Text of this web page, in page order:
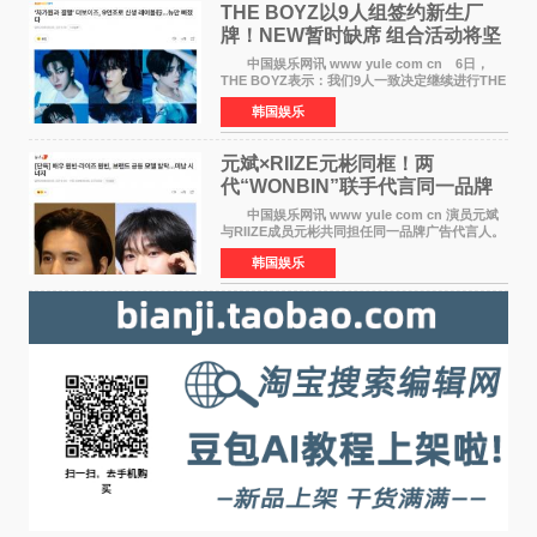
THE BOYZ以9人组签约新生厂
牌！NEW暂时缺席 组合活动将坚
定不移继续
中国娱乐网讯 www yule com cn 6日，
THE BOYZ表示：我们9人一致决定继续进行THE
BOYZ组合活动，并且已经完成了组合团体活动
签约。目前正在新生厂牌下进行活动准备。尚未
离开THE BOYZ原所
韩国娱乐
元斌×RIIZE元彬同框！两
代“WONBIN”联手代言同一品牌
颜值天花板合体
中国娱乐网讯 www yule com cn 演员元斌
与RIIZE成员元彬共同担任同一品牌广告代言人。
6日据独家报道，继演员元斌之后，RIIZE元彬最
近也被选为某在线中介平台A公司的共同广告代言
人，两人将作
韩国娱乐